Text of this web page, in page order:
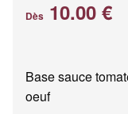
Dès 10.00 €
Base sauce
oeuf